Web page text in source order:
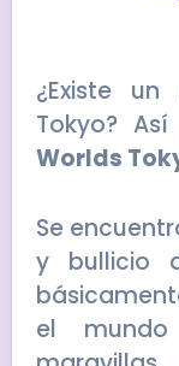
¿Existe un museo de miniaturas en
Tokyo?
Worlds
Se
y bullicio
el